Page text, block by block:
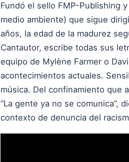
Fundó el sello FMP-Publishing
medio ambiente) que sigue
años, la edad de la madurez
Cantautor, escribe todas sus
equipo de Mylène Farmer o
acontecimientos actuales.
música. Del confinamiento que
“La gente ya no se comunica”,
contexto de denuncia del